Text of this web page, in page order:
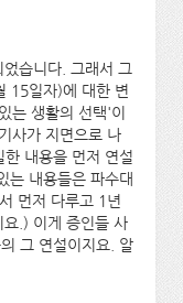
습니다. 그래서 그
15일자)에 대한 변
는 생활의 선택'이
사가 지면으로 나
내용을 먼저 연설
는 내용들은 파수대
먼저 다루고 1년
.) 이게 증인들 사
그 연설이지요. 알